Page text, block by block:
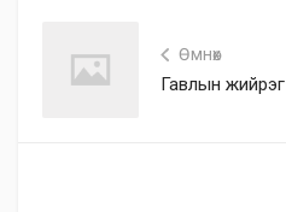
Өмнөх
Гавлын жийрэг